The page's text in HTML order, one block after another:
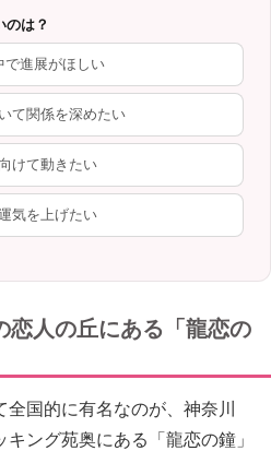
のは？
で進展がほしい
て関係を深めたい
けて動きたい
気を上げたい
人の丘にある「龍恋の
国的に有名なのが、神奈川
ング苑奥にある「龍恋の鐘」